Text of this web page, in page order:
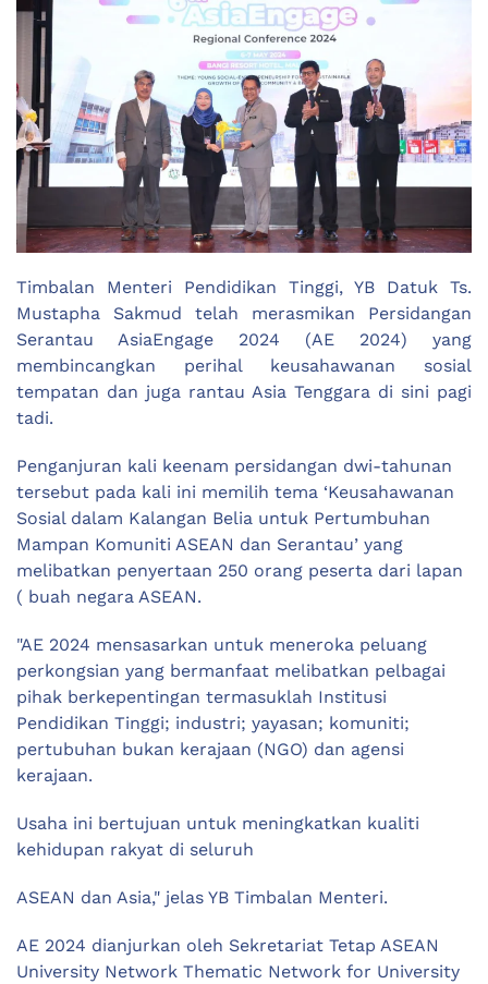
Timbalan Menteri Pendidikan Tinggi, YB Datuk Ts.
Mustapha Sakmud telah merasmikan Persidangan
Serantau AsiaEngage 2024 (AE 2024) yang
membincangkan perihal keusahawanan sosial
tempatan dan juga rantau Asia Tenggara di sini pagi
tadi.
Penganjuran kali keenam persidangan dwi-tahunan
tersebut pada kali ini memilih tema ‘Keusahawanan
Sosial dalam Kalangan Belia untuk Pertumbuhan
Mampan Komuniti ASEAN dan Serantau’ yang
melibatkan penyertaan 250 orang peserta dari lapan
( buah negara ASEAN.
"AE 2024 mensasarkan untuk meneroka peluang
perkongsian yang bermanfaat melibatkan pelbagai
pihak berkepentingan termasuklah Institusi
Pendidikan Tinggi; industri; yayasan; komuniti;
pertubuhan bukan kerajaan (NGO) dan agensi
kerajaan.
Usaha ini bertujuan untuk meningkatkan kualiti
kehidupan rakyat di seluruh
ASEAN dan Asia," jelas YB Timbalan Menteri.
AE 2024 dianjurkan oleh Sekretariat Tetap ASEAN
University Network Thematic Network for University